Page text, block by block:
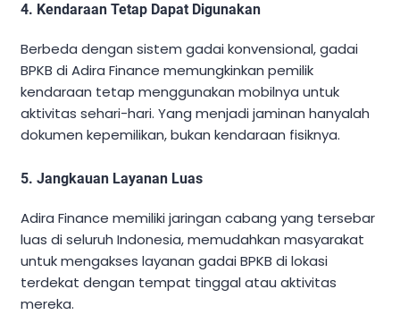
4. Kendaraan Tetap Dapat Digunakan
Berbeda dengan sistem gadai konvensional, gadai
BPKB di Adira Finance memungkinkan pemilik
kendaraan tetap menggunakan mobilnya untuk
aktivitas sehari-hari. Yang menjadi jaminan hanyalah
dokumen kepemilikan, bukan kendaraan fisiknya.
5. Jangkauan Layanan Luas
Adira Finance memiliki jaringan cabang yang tersebar
luas di seluruh Indonesia, memudahkan masyarakat
untuk mengakses layanan gadai BPKB di lokasi
terdekat dengan tempat tinggal atau aktivitas
mereka.